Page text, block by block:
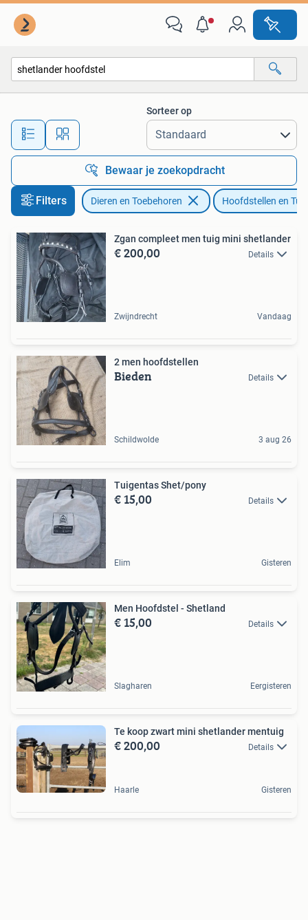
Alle afstanden…
Sorteer op
Bewaar je zoekopdracht
Filters Dieren en Toebehoren Hoofdstellen en
Zgan compleet men tuig mini shetlander
€ 200,00 Details
Zwijndrecht Vandaag
2 men hoofdstellen
Bieden Details
Schildwolde 3 aug 26
Tuigentas Shet/pony
€ 15,00 Details
Elim Gisteren
Men Hoofdstel - Shetland
€ 15,00 Details
Slagharen Eergisteren
Te koop zwart mini shetlander mentuig
€ 200,00 Details
Haarle Gisteren